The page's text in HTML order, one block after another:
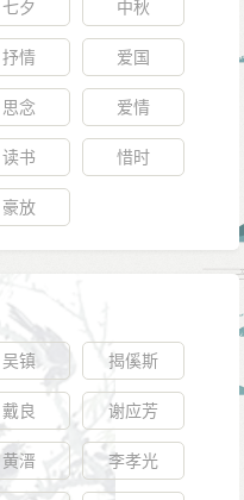
毫无联系（如《为
样的标准来看，李商
百首之多。所以此说
瑟》、《碧城三
并论，认为它们在写
种一言难尽的情形，
都试图对这些诗的真
的注解能够非常令人
是男女之情的诗
人对于男女之情没有
次参加授官考试，顺
位。这是一个低级的
过多久，被调任弘农
校书郎的品级差不
以后发展受到影响。
他因为替死囚减刑
式辞职（《任弘农尉
，在此前后孙简正好
张的局面，在他的劝
此刻显然已经没有心
年）就再次辞职并得
七夕 中秋
抒情 爱国
思念 爱情
读书 惜时
豪放
吴镇 揭傒斯
戴良 谢应芳
黄溍 李孝光